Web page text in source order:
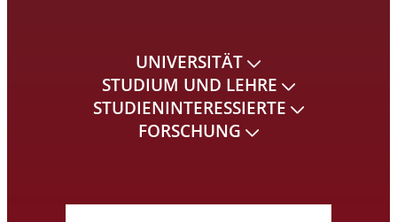
UNIVERSITÄT
STUDIUM UND LEHRE
STUDIENINTERESSIERTE
FORSCHUNG